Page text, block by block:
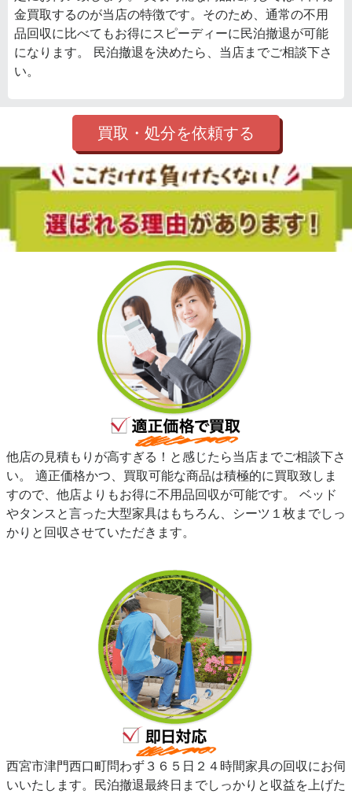
金買取するのが当店の特徴です。そのため、通常の不用
品回収に比べてもお得にスピーディーに民泊撤退が可能
になります。 民泊撤退を決めたら、当店までご相談下さ
い。
買取・処分を依頼する
他店の見積もりが高すぎる！と感じたら当店までご相談下さ
い。 適正価格かつ、買取可能な商品は積極的に買取致しま
すので、他店よりもお得に不用品回収が可能です。 ベッド
やタンスと言った大型家具はもちろん、シーツ１枚までしっ
かりと回収させていただきます。
西宮市津門西口町問わず３６５日２４時間家具の回収にお伺
いいたします。民泊撤退最終日までしっかりと収益を上げた